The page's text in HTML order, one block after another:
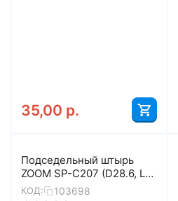
35,00 р.
Подседельный штырь
ZOOM SP-C207 (D28.6, L-
400, чёрный матовый)
КОД: 103698